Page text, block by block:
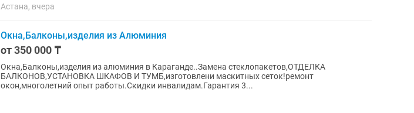
Астана, вчера
Окна,Балконы,изделия из Алюминия
от 350 000 ₸
Окна,Балконы,изделия из алюминия в Караганде..Замена стеклопакетов,ОТДЕЛКА
БАЛКОНОВ,УСТАНОВКА ШКАФОВ И ТУМБ,изготовлени маскитных сеток!ремонт
окон,многолетний опыт работы.Скидки инвалидам.Гарантия 3...